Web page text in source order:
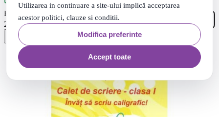
Utilizarea in continuare a site-ului implică acceptarea
acestor politici, clauze si conditii.
Modifica preferinte
Accept toate
PRP: 25
Lei
23
30 Lei